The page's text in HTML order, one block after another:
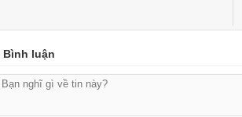
Bình luận